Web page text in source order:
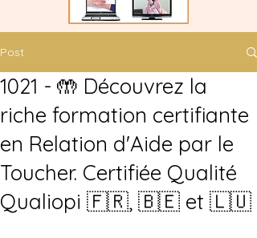
Post
1021 - 🤲 Découvrez la
riche formation certifiante
en Relation d'Aide par le
Toucher. Certifiée Qualité
Qualiopi 🇫🇷, 🇧🇪 et 🇱🇺